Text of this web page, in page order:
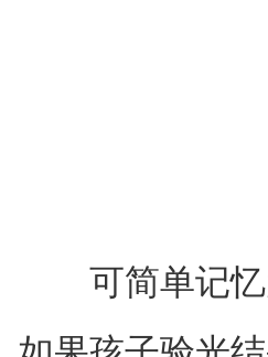
可简单记忆